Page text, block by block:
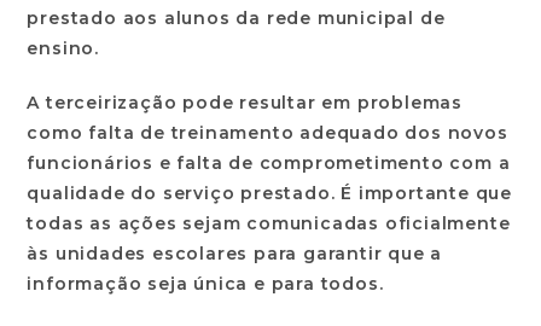
prestado aos alunos da rede municipal de
ensino.
A terceirização pode resultar em problemas
como falta de treinamento adequado dos novos
funcionários e falta de comprometimento com a
qualidade do serviço prestado. É importante que
todas as ações sejam comunicadas oficialmente
às unidades escolares para garantir que a
informação seja única e para todos.